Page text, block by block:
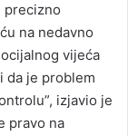
precizno
na nedavno
vijeća
da je problem
izjavio je
pravo na